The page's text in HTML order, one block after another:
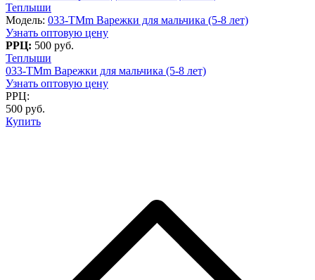
Теплыши
Модель: 033-TMm Варежки для мальчика (5-8 лет)
Узнать оптовую цену
РРЦ: 500 руб.
Теплыши
033-TMm Варежки для мальчика (5-8 лет)
Узнать оптовую цену
РРЦ:
500 руб.
Купить